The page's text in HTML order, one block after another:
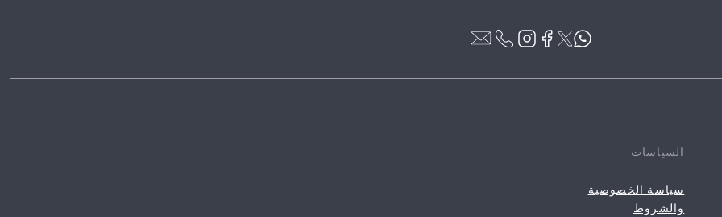
السياسات
سياسة الخصوصية
والشروط